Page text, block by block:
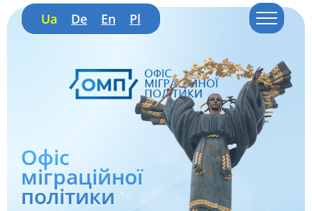
Ua De En Pl
Офіс
міграційної
політики